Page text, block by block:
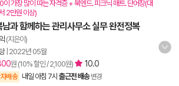
가장 많이 따는 자격증 + 북엔드. 피크닉 매트. 단어장(대
2만원 이상)
남과 함께하는 관리사무소 실무 완전정복
(지은이)
| 2022년 05월
원 (10% 할인 / 2,100원) 10.0
배송 내일 아침 7시 출근전 배송 변경